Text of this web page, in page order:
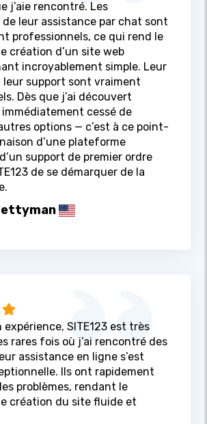
j’aie rencontré. Les
leur assistance par chat sont
professionnels, ce qui rend le
création d’un site web
incroyablement simple. Leur
leur support sont vraiment
Dès que j’ai découvert
immédiatement cessé de
options — c’est à ce point-
d’une plateforme
support de premier ordre
de se démarquer de la
expérience, SITE123 est très
rares fois où j’ai rencontré des
assistance en ligne s’est
Ils ont rapidement
problèmes, rendant le
création du site fluide et